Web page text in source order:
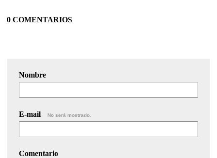
0 COMENTARIOS
Nombre
E-mail No será mostrado.
Comentario